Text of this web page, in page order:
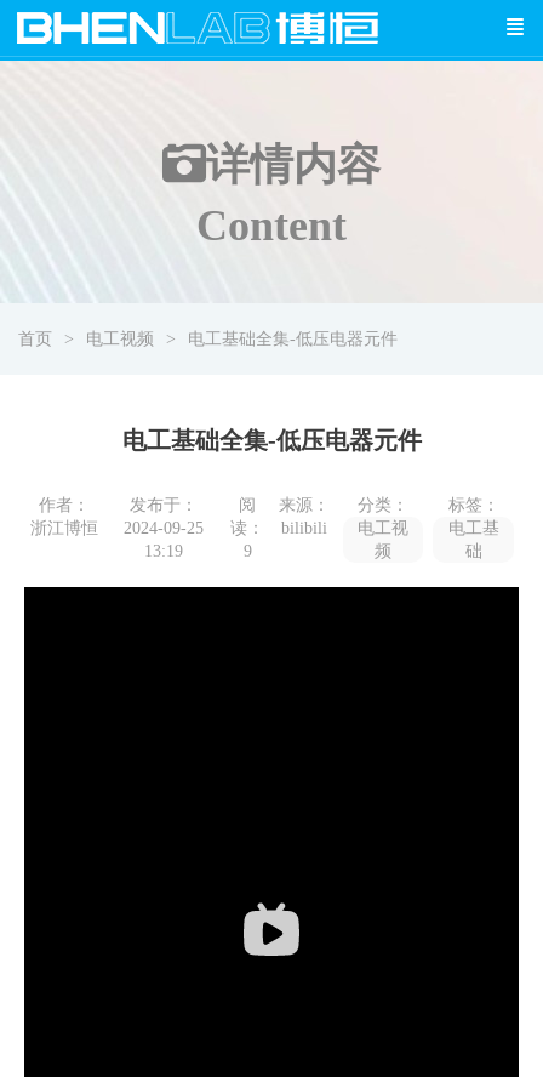
详情内容
Content
首页 电工视频 电工基础全集-低压电器元件
电工基础全集-低压电器元件
作者：
浙江博恒
发布于：
2024-09-25
13:19
阅
读：
9
来源：
bilibili
分类：
电工视
频
标签：
电工基
础